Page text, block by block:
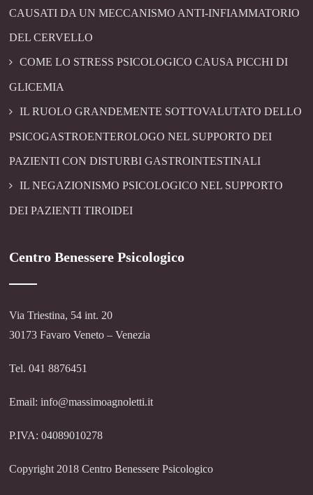
CAUSATI DA UN MECCANISMO ANTI-INFIAMMATORIO
DEL CERVELLO
COME LO STRESS PSICOLOGICO CAUSA PICCHI DI
GLICEMIA
IL RUOLO GRANDEMENTE SOTTOVALUTATO DELLO
PSICOGASTROENTEROLOGO NEL SUPPORTO DEI
PAZIENTI CON DISTURBI GASTROINTESTINALI
IL NEGAZIONISMO PSICOLOGICO NEL SUPPORTO
DEI PAZIENTI TIROIDEI
Centro Benessere Psicologico
Via Triestina, 54 int. 20
30173 Favaro Veneto – Venezia
Tel. 041 8876451
Email: info@massimoagnoletti.it
P.IVA: 04089010278
Copyright 2018 Centro Benessere Psicologico